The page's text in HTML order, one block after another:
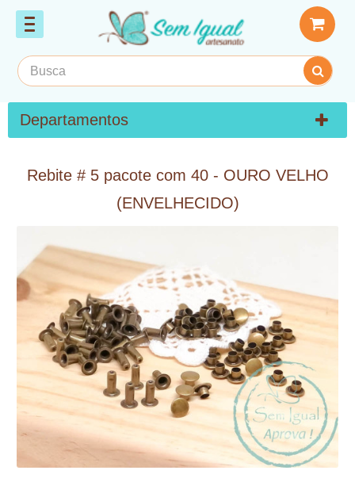
Departamentos
Rebite # 5 pacote com 40 - OURO VELHO
(ENVELHECIDO)